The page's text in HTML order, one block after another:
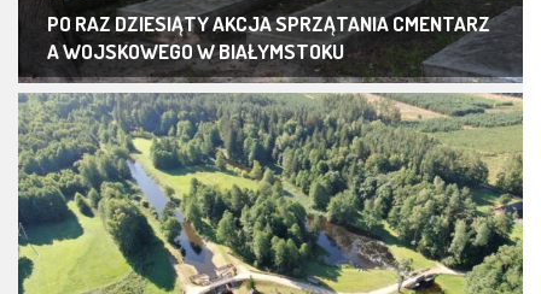
PO RAZ DZIESIĄTY AKCJA SPRZĄTANIA CMENTARZ
A WOJSKOWEGO W BIAŁYMSTOKU